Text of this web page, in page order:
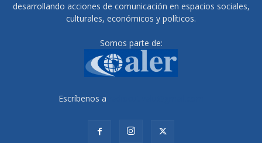
desarrollando acciones de comunicación en espacios sociales,
culturales, económicos y políticos.
Somos parte de:
Escríbenos a